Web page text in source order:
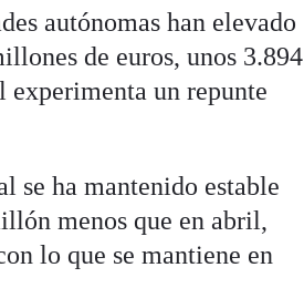
autónomas han elevado
de euros, unos 3.894
experimenta un repunte
se ha mantenido estable
menos que en abril,
lo que se mantiene en